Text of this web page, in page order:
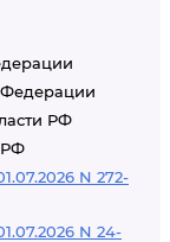
Федерации
РФ
РФ
N 272-
N 24-